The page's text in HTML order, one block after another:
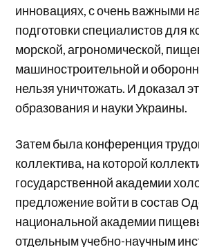
инновациях, с очень важными
подготовки специалистов для
морской, агрономической,
машиностроительной и
нельзя уничтожать. И доказал
образования и науки Украины.
Затем была конференция
коллектива, на которой
государственной академии
предложение войти в состав
национальной академии
отдельным учебно-научным